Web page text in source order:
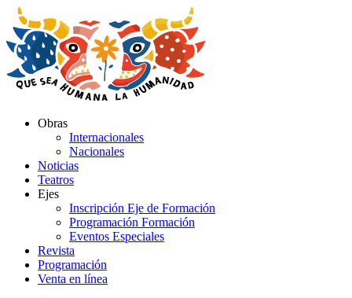
al
contenido
Obras
Internacionales
Nacionales
Noticias
Teatros
Ejes
Inscripción Eje de Formación
Programación Formación
Eventos Especiales
Revista
Programación
Venta en línea